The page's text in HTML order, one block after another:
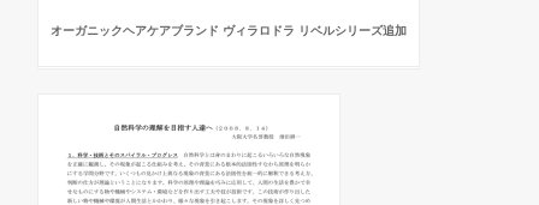
オーガニックヘアケアブランド ヴィラロドラ リベルシリーズ追加